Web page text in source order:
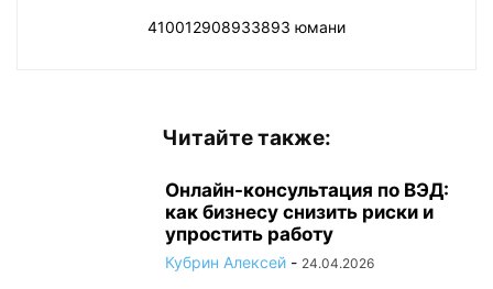
410012908933893 юмани
Читайте также:
Онлайн-консультация по ВЭД:
как бизнесу снизить риски и
упростить работу
Кубрин Алексей - 24.04.2026